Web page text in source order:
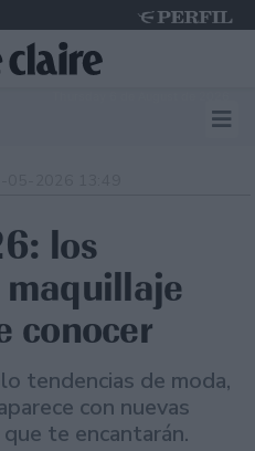
los
maquillaje
conocer
tendencias de moda,
con nuevas
te encantarán.